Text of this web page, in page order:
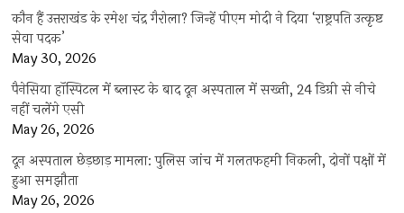
कौन हैं उत्तराखंड के रमेश चंद्र गैरोला? जिन्हें पीएम मोदी ने दिया ‘राष्ट्रपति उत्कृष्ट
सेवा पदक’
May 30, 2026
पैनेसिया हॉस्पिटल में ब्लास्ट के बाद दून अस्पताल में सख्ती, 24 डिग्री से नीचे
नहीं चलेंगे एसी
May 26, 2026
दून अस्पताल छेड़छाड़ मामला: पुलिस जांच में गलतफहमी निकली, दोनों पक्षों में
हुआ समझौता
May 26, 2026